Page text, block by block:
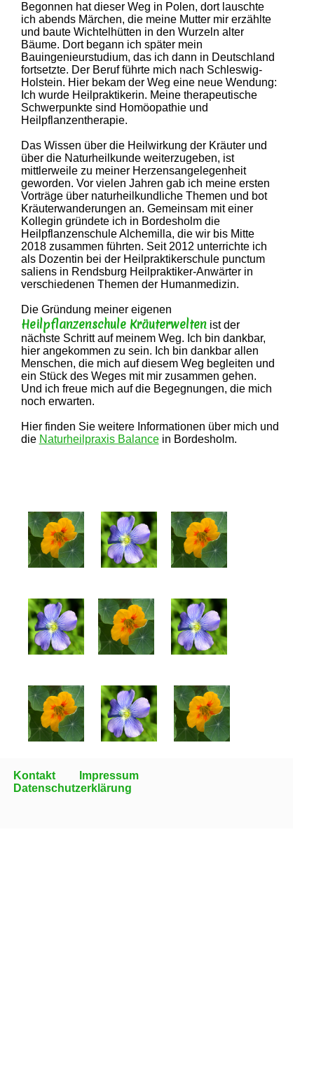
Begonnen hat dieser Weg in Polen, dort lauschte
ich abends Märchen, die meine Mutter mir erzählte
und baute Wichtelhütten in den Wurzeln alter
Bäume. Dort begann ich später mein
Bauingenieurstudium, das ich dann in Deutschland
fortsetzte. Der Beruf führte mich nach Schleswig-
Holstein. Hier bekam der Weg eine neue Wendung:
Ich wurde Heilpraktikerin. Meine therapeutische
Schwerpunkte sind Homöopathie und
Heilpflanzentherapie.
Das Wissen über die Heilwirkung der Kräuter und
über die Naturheilkunde weiterzugeben, ist
mittlerweile zu meiner Herzensangelegenheit
geworden. Vor vielen Jahren gab ich meine ersten
Vorträge über naturheilkundliche Themen und bot
Kräuterwanderungen an. Gemeinsam mit einer
Kollegin gründete ich in Bordesholm die
Heilpflanzenschule Alchemilla, die wir bis Mitte
2018 zusammen führten. Seit 2012 unterrichte ich
als Dozentin bei der Heilpraktikerschule punctum
saliens in Rendsburg Heilpraktiker-Anwärter in
verschiedenen Themen der Humanmedizin.
Die Gründung meiner eigenen
Heilpflanzenschule Kräuterweltenist der
nächste Schritt auf meinem Weg. Ich bin dankbar,
hier angekommen zu sein. Ich bin dankbar allen
Menschen, die mich auf diesem Weg begleiten und
ein Stück des Weges mit mir zusammen gehen.
Und ich freue mich auf die Begegnungen, die mich
noch erwarten.
Hier finden Sie weitere Informationen über mich und
die Naturheilpraxis Balancein Bordesholm.
Kontakt
Impressum
Datenschutzerklärung